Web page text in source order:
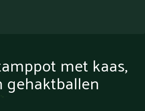
met kaas,
gehaktballen